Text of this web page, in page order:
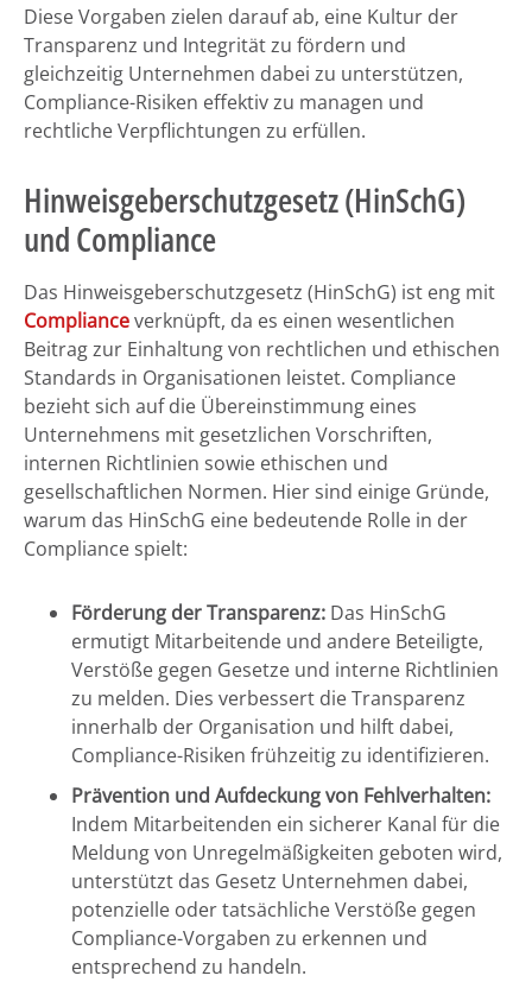
Diese Vorgaben zielen darauf ab, eine Kultur der
Transparenz und Integrität zu fördern und
gleichzeitig Unternehmen dabei zu unterstützen,
Compliance-Risiken effektiv zu managen und
rechtliche Verpflichtungen zu erfüllen.
Hinweisgeberschutzgesetz (HinSchG)
und Compliance
Das Hinweisgeberschutzgesetz (HinSchG) ist eng mit
Complianceverknüpft, da es einen wesentlichen
Beitrag zur Einhaltung von rechtlichen und ethischen
Standards in Organisationen leistet. Compliance
bezieht sich auf die Übereinstimmung eines
Unternehmens mit gesetzlichen Vorschriften,
internen Richtlinien sowie ethischen und
gesellschaftlichen Normen. Hier sind einige Gründe,
warum das HinSchG eine bedeutende Rolle in der
Compliance spielt:
Förderung der Transparenz: Das HinSchG
ermutigt Mitarbeitende und andere Beteiligte,
Verstöße gegen Gesetze und interne Richtlinien
zu melden. Dies verbessert die Transparenz
innerhalb der Organisation und hilft dabei,
Compliance-Risiken frühzeitig zu identifizieren.
Prävention und Aufdeckung von Fehlverhalten:
Indem Mitarbeitenden ein sicherer Kanal für die
Meldung von Unregelmäßigkeiten geboten wird,
unterstützt das Gesetz Unternehmen dabei,
potenzielle oder tatsächliche Verstöße gegen
Compliance-Vorgaben zu erkennen und
entsprechend zu handeln.